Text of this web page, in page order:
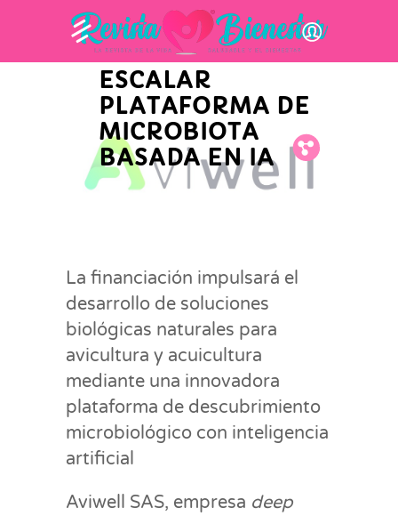
Fb.
Tw.
Pin.
MILLONES DE
EUROS PARA
ESCALAR
PLATAFORMA DE
MICROBIOTA
BASADA EN IA
La financiación impulsará el
desarrollo de soluciones
biológicas naturales para
avicultura y acuicultura
mediante una innovadora
plataforma de descubrimiento
microbiológico con inteligencia
artificial
Aviwell SAS, empresa deep